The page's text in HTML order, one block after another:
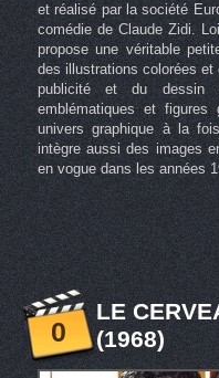
et réalisé par la société
comédie de Claude Zidi.
propose une véritable
des illustrations colorées
publicité et du dessin
emblématiques et
univers graphique à la
intègre aussi des images
en vogue dans les années
0
LE
(1968)